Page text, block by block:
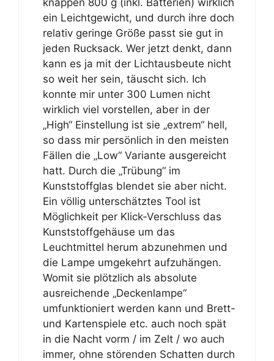
ein Leichtgewicht, und durch ihre doch
relativ geringe Größe passt sie gut in
jeden Rucksack. Wer jetzt denkt, dann
kann es ja mit der Lichtausbeute nicht
so weit her sein, täuscht sich. Ich
konnte mir unter 300 Lumen nicht
wirklich viel vorstellen, aber in der
„High“ Einstellung ist sie „extrem“ hell,
so dass mir persönlich in den meisten
Fällen die „Low“ Variante ausgereicht
hatt. Durch die „Trübung“ im
Kunststoffglas blendet sie aber nicht.
Ein völlig unterschätztes Tool ist
Möglichkeit per Klick-Verschluss das
Kunststoffgehäuse um das
Leuchtmittel herum abzunehmen und
die Lampe umgekehrt aufzuhängen.
Womit sie plötzlich als absolute
ausreichende „Deckenlampe“
umfunktioniert werden kann und Brett-
und Kartenspiele etc. auch noch spät
in die Nacht vorm / im Zelt / wo auch
immer, ohne störenden Schatten durch